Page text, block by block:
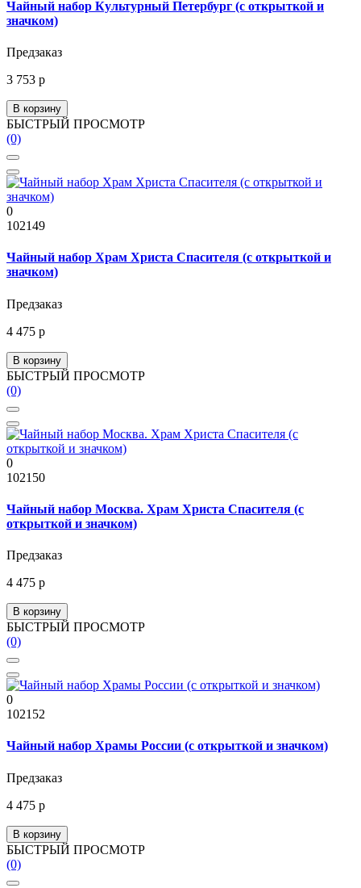
Чайный набор Культурный Петербург (с открыткой и
значком)
Предзаказ
3 753 р
В корзину
БЫСТРЫЙ ПРОСМОТР
(0)
0
102149
Чайный набор Храм Христа Спасителя (с открыткой и
значком)
Предзаказ
4 475 р
В корзину
БЫСТРЫЙ ПРОСМОТР
(0)
0
102150
Чайный набор Москва. Храм Христа Спасителя (с
открыткой и значком)
Предзаказ
4 475 р
В корзину
БЫСТРЫЙ ПРОСМОТР
(0)
0
102152
Чайный набор Храмы России (с открыткой и значком)
Предзаказ
4 475 р
В корзину
БЫСТРЫЙ ПРОСМОТР
(0)